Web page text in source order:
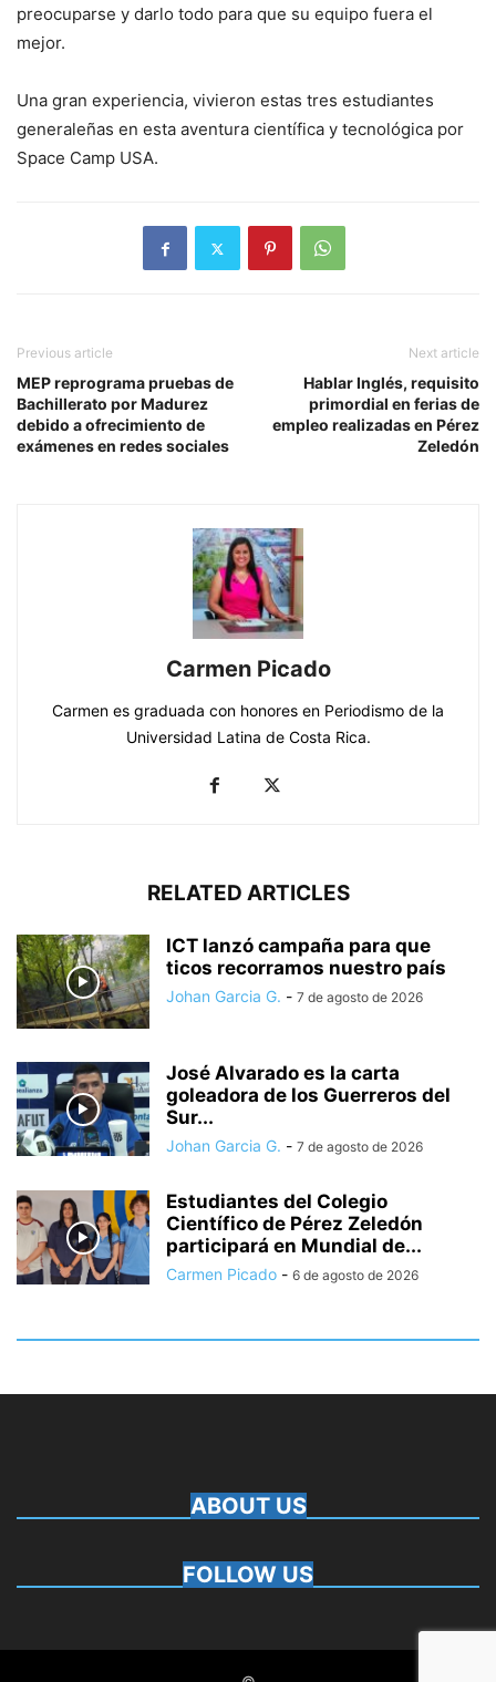
preocuparse y darlo todo para que su equipo fuera el
mejor.
Una gran experiencia, vivieron estas tres estudiantes
generaleñas en esta aventura científica y tecnológica por
Space Camp USA.
Previous article
MEP reprograma pruebas de
Bachillerato por Madurez
debido a ofrecimiento de
exámenes en redes sociales
Next article
Hablar Inglés, requisito
primordial en ferias de
empleo realizadas en Pérez
Zeledón
Carmen Picado
Carmen es graduada con honores en Periodismo de la
Universidad Latina de Costa Rica.
RELATED ARTICLES
ICT lanzó campaña para que
ticos recorramos nuestro país
Johan Garcia G. - 7 de agosto de 2026
José Alvarado es la carta
goleadora de los Guerreros del
Sur...
Johan Garcia G. - 7 de agosto de 2026
Estudiantes del Colegio
Científico de Pérez Zeledón
participará en Mundial de...
Carmen Picado - 6 de agosto de 2026
ABOUT US
FOLLOW US